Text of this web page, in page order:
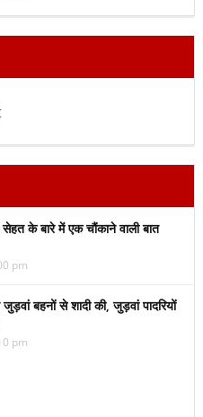
सेहत के बारे में एक चौंकाने वाली बात
pm
बहनों से शादी की, जुड़वां पादरियों
pm